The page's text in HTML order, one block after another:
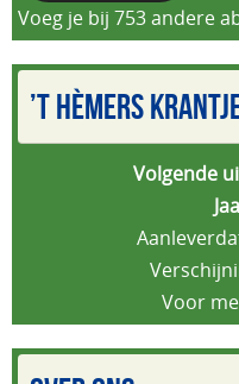
Voeg je bij 753 andere
’T HÈMERS
Volgende
Voor